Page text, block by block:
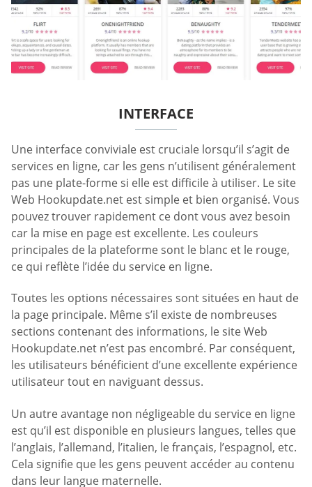
INTERFACE
Une interface conviviale est cruciale lorsqu’il s’agit de
services en ligne, car les gens n’utilisent généralement
pas une plate-forme si elle est difficile à utiliser. Le site
Web Hookupdate.net est simple et bien organisé. Vous
pouvez trouver rapidement ce dont vous avez besoin
car la mise en page est excellente. Les couleurs
principales de la plateforme sont le blanc et le rouge,
ce qui reflète l’idée du service en ligne.
Toutes les options nécessaires sont situées en haut de
la page principale. Même s’il existe de nombreuses
sections contenant des informations, le site Web
Hookupdate.net n’est pas encombré. Par conséquent,
les utilisateurs bénéficient d’une excellente expérience
utilisateur tout en naviguant dessus.
Un autre avantage non négligeable du service en ligne
est qu’il est disponible en plusieurs langues, telles que
l’anglais, l’allemand, l’italien, le français, l’espagnol, etc.
Cela signifie que les gens peuvent accéder au contenu
dans leur langue maternelle.